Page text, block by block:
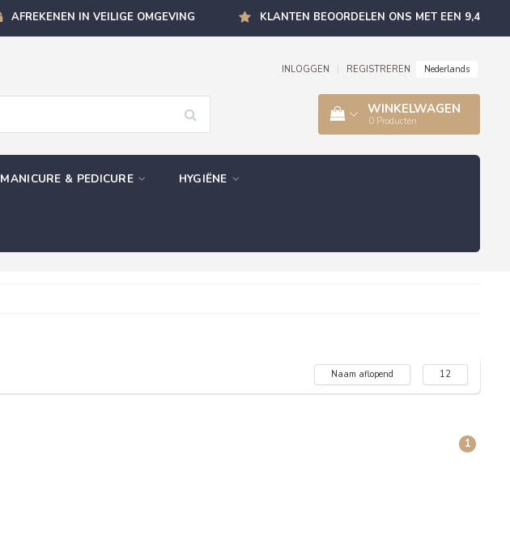
AFREKENEN IN VEILIGE OMGEVING KLANTEN BEOORDELEN ONS MET EEN 9,4
INLOGGEN REGISTREREN Nederlands
WINKELWAGEN
0 Producten
MANICURE & PEDICURE HYGIËNE
Naam aflopend 12
1